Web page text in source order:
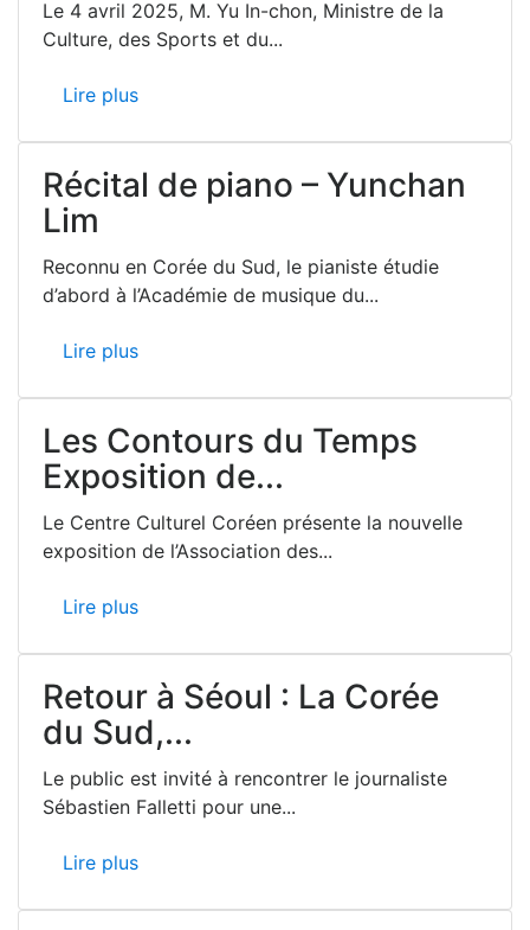
Le 4 avril 2025, M. Yu In-chon, Ministre de la
Culture, des Sports et du...
Lire plus
Récital de piano – Yunchan
Lim
Reconnu en Corée du Sud, le pianiste étudie
d’abord à l’Académie de musique du...
Lire plus
Les Contours du Temps
Exposition de...
Le Centre Culturel Coréen présente la nouvelle
exposition de l’Association des...
Lire plus
Retour à Séoul : La Corée
du Sud,...
Le public est invité à rencontrer le journaliste
Sébastien Falletti pour une...
Lire plus